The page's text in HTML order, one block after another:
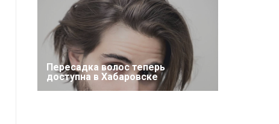
Пересадка волос теперь
доступна в Хабаровске